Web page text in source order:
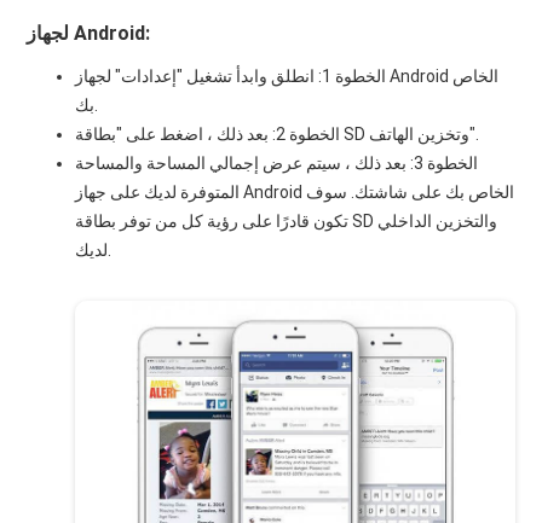
لجهاز Android:
الخطوة 1: انطلق وابدأ تشغيل "إعدادات" لجهاز Android الخاص
الخطوة 2: بعد ذلك ، اضغط على "بطاقة SD وتخزين الهاتف".
الخطوة 3: بعد ذلك ، سيتم عرض إجمالي المساحة والمساحة
المتوفرة لديك على جهاز Android الخاص بك على شاشتك. سوف
تكون قادرًا على رؤية كل من توفر بطاقة SD والتخزين الداخلي